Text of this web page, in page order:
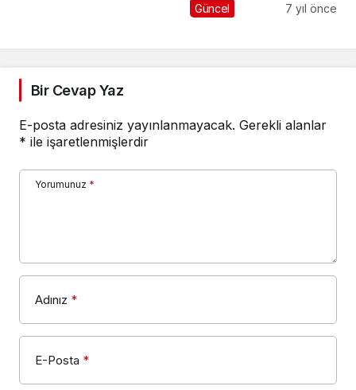
Güncel 7 yıl önce
Bir Cevap Yaz
E-posta adresiniz yayınlanmayacak. Gerekli alanlar
* ile işaretlenmişlerdir
Yorumunuz *
Adınız *
E-Posta *